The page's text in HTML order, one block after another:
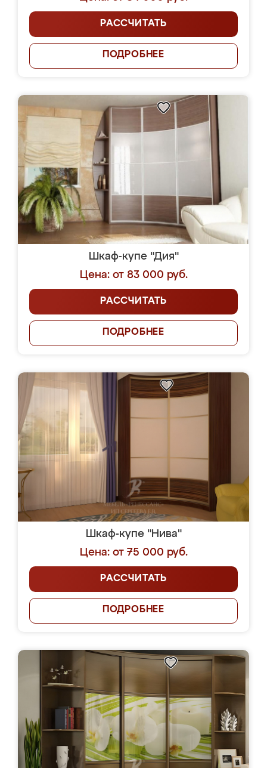
РАССЧИТАТЬ
ПОДРОБНЕЕ
Шкаф-купе "Дия"
Цена: от 83 000 руб.
РАССЧИТАТЬ
ПОДРОБНЕЕ
Шкаф-купе "Нива"
Цена: от 75 000 руб.
РАССЧИТАТЬ
ПОДРОБНЕЕ